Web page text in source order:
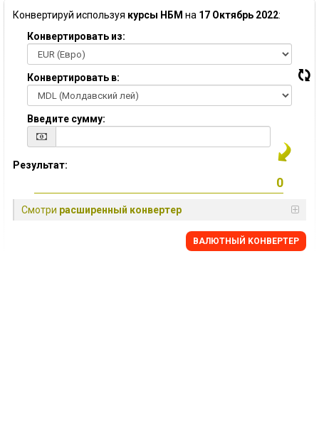
Конвертируй используя курсы НБМ на 17 Октябрь 2022:
Конвертировать из:
Конвертировать в:
Введите сумму:
Результат:
Смотри расширенный конвертер
BАЛЮТНЫЙ KОНВЕРТЕР